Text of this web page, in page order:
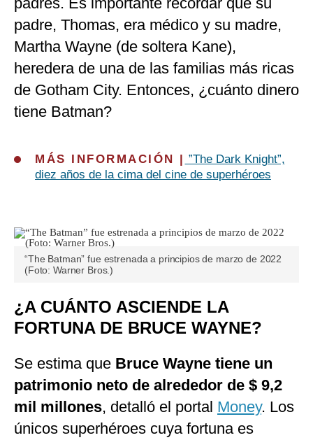
padre, Thomas, era médico y su madre,
Martha Wayne (de soltera Kane),
heredera de una de las familias más ricas
de Gotham City. Entonces, ¿cuánto dinero
tiene Batman?
MÁS INFORMACIÓN |
”The Dark Knight”,
diez años de la cima del cine de superhéroes
“The Batman” fue estrenada a principios de marzo de 2022
(Foto: Warner Bros.)
¿A CUÁNTO ASCIENDE LA
FORTUNA DE BRUCE WAYNE?
Se estima que Bruce Wayne tiene un
patrimonio neto de alrededor de $ 9,2
mil millones, detalló el portal Money. Los
únicos superhéroes cuya fortuna es